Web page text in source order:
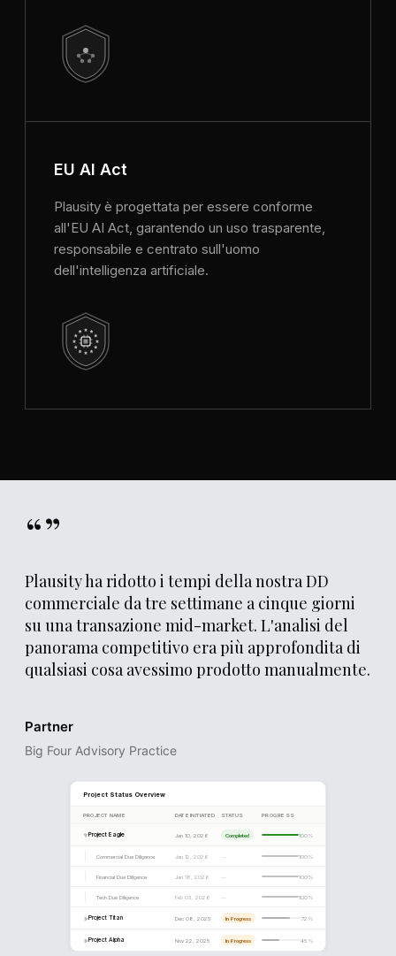
EU AI Act
Plausity è progettata per essere conforme
all'EU AI Act, garantendo un uso trasparente,
responsabile e centrato sull'uomo
dell'intelligenza artificiale.
“”
Plausity ha ridotto i tempi della nostra DD
commerciale da tre settimane a cinque giorni
su una transazione mid-market. L'analisi del
panorama competitivo era più approfondita di
qualsiasi cosa avessimo prodotto manualmente.
Partner
Big Four Advisory Practice